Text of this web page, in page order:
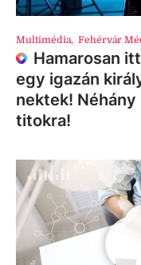
Multimédia, Fehérvár
Hamarosan
egy igazán
nektek!
titokra!